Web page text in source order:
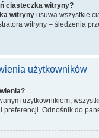
ciasteczka witryny?
witryny usuwa wszystkie
witryny – śledzenia
użytkowników
użytkownikiem,
preferencji. Odnośnik do